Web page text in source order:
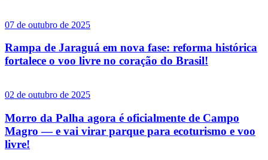
07 de outubro de 2025
Rampa de Jaraguá em nova fase: reforma histórica
fortalece o voo livre no coração do Brasil!
02 de outubro de 2025
Morro da Palha agora é oficialmente de Campo
Magro — e vai virar parque para ecoturismo e voo
livre!